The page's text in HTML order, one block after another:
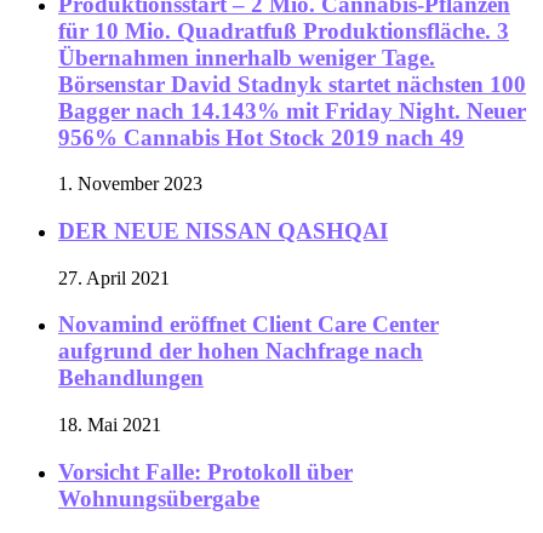
für 10 Mio. Quadratfuß Produktionsfläche. 3
Übernahmen innerhalb weniger Tage.
Börsenstar David Stadnyk startet nächsten 100
Bagger nach 14.143% mit Friday Night. Neuer
956% Cannabis Hot Stock 2019 nach 49
1. November 2023
DER NEUE NISSAN QASHQAI
27. April 2021
Novamind eröffnet Client Care Center
aufgrund der hohen Nachfrage nach
Behandlungen
18. Mai 2021
Vorsicht Falle: Protokoll über
Wohnungsübergabe